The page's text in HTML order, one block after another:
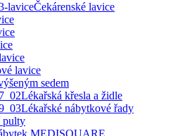
Čekárenské lavice
lavice
sedem
Lékařská křesla a židle
Lékařské nábytkové řady
pulty
MEDISQUARE